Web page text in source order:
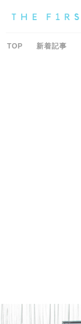
TOP 新着記事